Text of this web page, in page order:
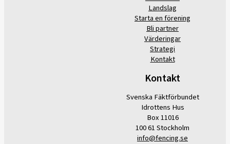
Landslag
Starta en förening
Bli partner
Värderingar
Strategi
Kontakt
Kontakt
Svenska Fäktförbundet
Idrottens Hus
Box 11016
100 61 Stockholm
info@fencing.se